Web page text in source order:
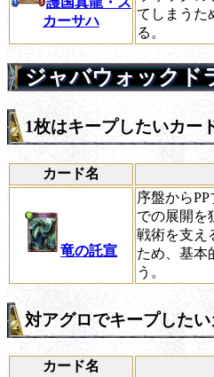
カーサハ
てしまうた
る。
ジャバウォックド
1枚はキープしたいカー
カード名
竜の託宣
序盤から
での展開を
戦術を支え
ため、基本
う。
対アグロでキープしたい
カード名